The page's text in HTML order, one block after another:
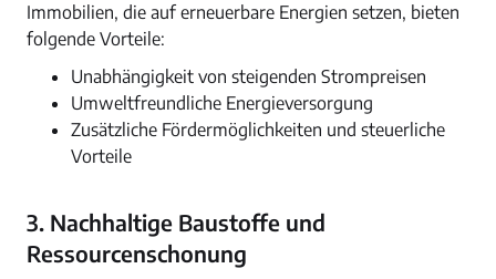
Immobilien, die auf erneuerbare Energien setzen, bieten
folgende Vorteile:
Unabhängigkeit von steigenden Strompreisen
Umweltfreundliche Energieversorgung
Zusätzliche Fördermöglichkeiten und steuerliche
Vorteile
3. Nachhaltige Baustoffe und
Ressourcenschonung